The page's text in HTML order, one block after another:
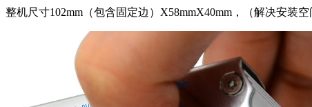
整机尺寸102mm（包含固定边）X58mmX40mm，（解决安装空